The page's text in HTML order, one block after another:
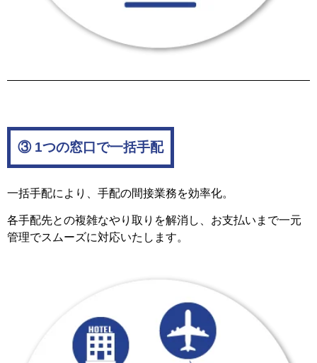
③ 1つの窓口で一括手配
一括手配により、手配の間接業務を効率化。
各手配先との複雑なやり取りを解消し、お支払いまで一元
管理でスムーズに対応いたします。